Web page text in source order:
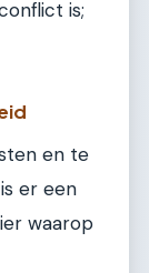
is;
en te
er een
waarop